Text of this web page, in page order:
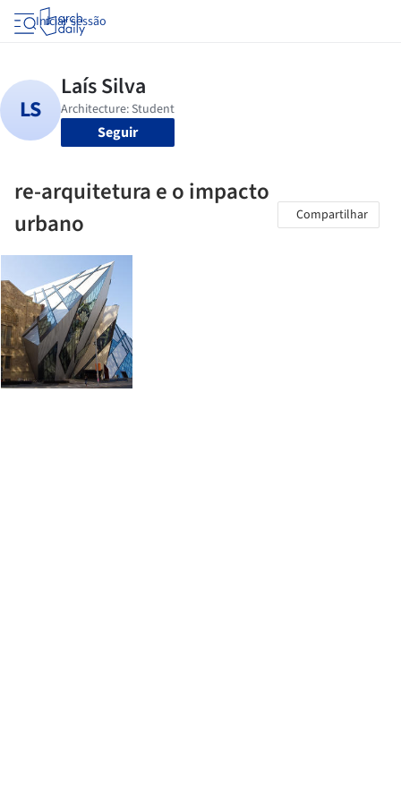
Iniciar sessão
Seguir
re-arquitetura e o impacto
urbano
Compartilhar